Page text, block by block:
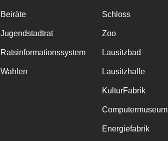
Beiräte
Jugendstadtrat
Ratsinformationssystem
Wahlen
Schloss
Zoo
Lausitzbad
Lausitzhalle
KulturFabrik
Computermuseum
Energiefabrik